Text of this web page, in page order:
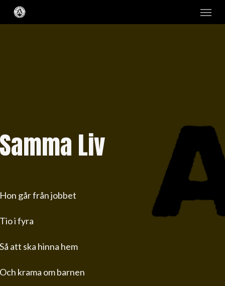
Skip
Menu
Liv
går från jobbet
i fyra
att ska hinna hem
krama om barnen